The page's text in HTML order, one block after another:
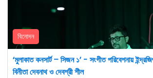
বিনোদন
‘মুলাকাত কনসার্ট – সিজন ১’ - সংগীত পরিবেশনায়
বিনীতা দেবনাথ ও দেবশ্রী শীল